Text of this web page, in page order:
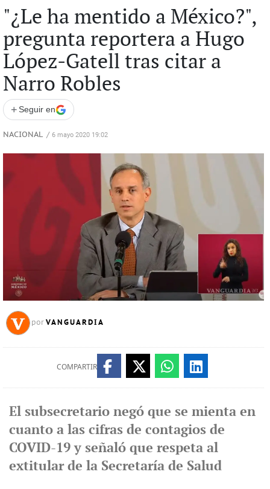
"¿Le ha mentido a México?",
pregunta reportera a Hugo
López-Gatell tras citar a
Narro Robles
+ Seguir en
NACIONAL / 6 mayo 2020 19:02
por VANGUARDIA
COMPARTIR
El subsecretario negó que se mienta en
cuanto a las cifras de contagios de
COVID-19 y señaló que respeta al
extitular de la Secretaría de Salud